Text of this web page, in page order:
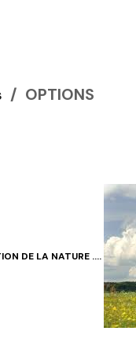
OPTIONS
DE LA NATURE ….